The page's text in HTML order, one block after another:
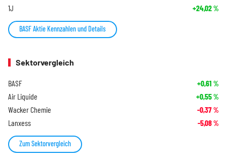
1J +24,02%
BASF Aktie Kennzahlen und Details
Sektorvergleich
BASF +0,61 %
Air Liquide +0,55%
Wacker Chemie -0,37%
Lanxess -5,08%
Zum Sektorvergleich